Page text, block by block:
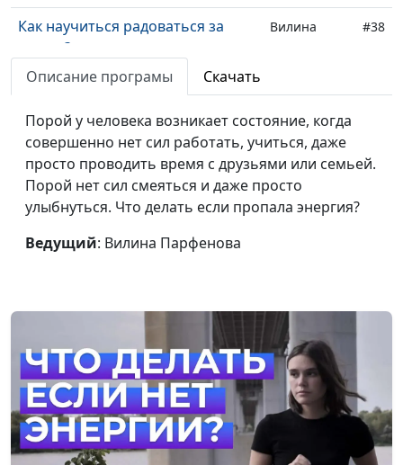
Как научиться радоваться за
других?
Вилина
#38
Как стать смелее?
Как реагировать на критику?
Вилина
Парфенова
В чем моя одаренность: как
найти свои таланты?
Вилина
Как довести дело до конца?
Вилина
Парфенова
Самостоятельная жизнь:
преимущества и недостатки
Вилина
Парфенова
Польза и вред страхов - где
грань?
Парфенова
#31
Описание програмы Скачать
Порой у человека возникает состояние, когда
совершенно нет сил работать, учиться, даже
просто проводить время с друзьями или семьей.
Порой нет сил смеяться и даже просто
улыбнуться. Что делать если пропала энергия?
Ведущий: Вилина Парфенова